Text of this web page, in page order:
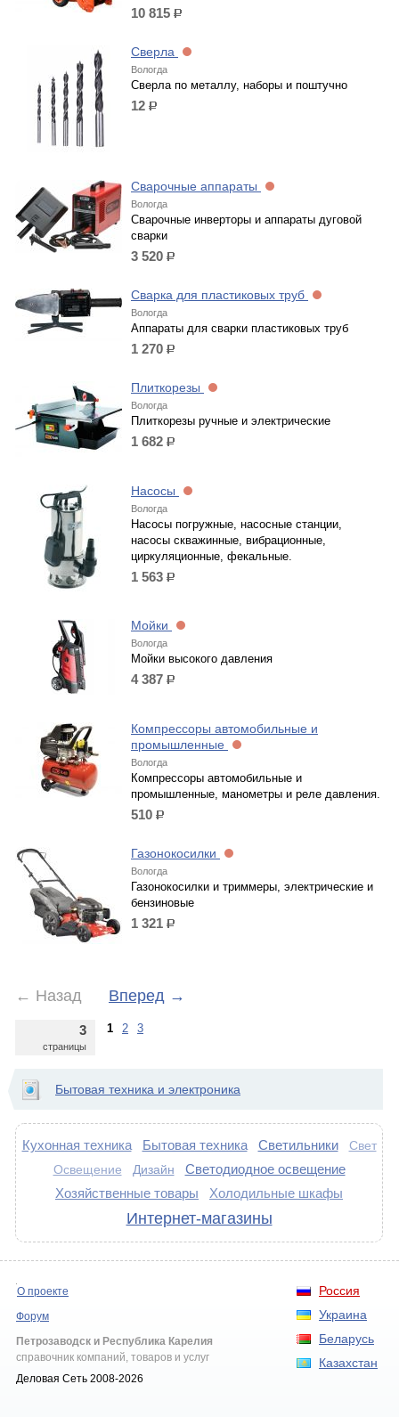
10 815 р.
Сверла
Вологда
Сверла по металлу, наборы и поштучно
12 р.
Сварочные аппараты
Вологда
Сварочные инверторы и аппараты дуговой
сварки
3 520 р.
Сварка для пластиковых труб
Вологда
Аппараты для сварки пластиковых труб
1 270 р.
Плиткорезы
Вологда
Плиткорезы ручные и электрические
1 682 р.
Насосы
Вологда
Насосы погружные, насосные станции,
насосы скважинные, вибрационные,
циркуляционные, фекальные.
1 563 р.
Мойки
Вологда
Мойки высокого давления
4 387 р.
Компрессоры автомобильные и
промышленные
Вологда
Компрессоры автомобильные и
промышленные, манометры и реле давления.
510 р.
Газонокосилки
Вологда
Газонокосилки и триммеры, электрические и
бензиновые
1 321 р.
← Назад Вперед →
3
страницы
1 2 3
Бытовая техника и электроника
Кухонная техника Бытовая техника Светильники
Свет
Освещение
Дизайн
Светодиодное освещение
Хозяйственные товары
Холодильные шкафы
Интернет-магазины
Россия
Украина
Беларусь
Казахстан
О проекте
Форум
Петрозаводск и Республика Карелия
справочник компаний, товаров и услуг
Деловая Сеть 2008-2026